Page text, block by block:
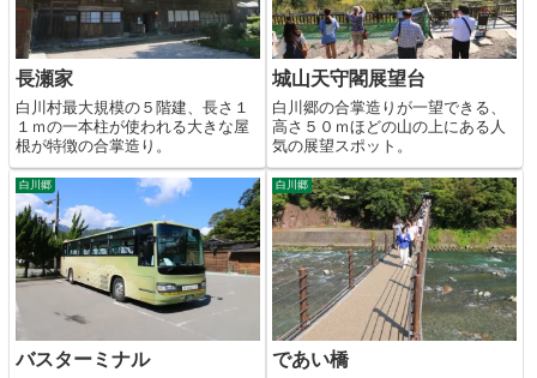
長瀬家
白川村最大規模の５階建、長さ１
１ｍの一本柱が使われる大きな屋
根が特徴の合掌造り。
城山天守閣展望台
白川郷の合掌造りが一望できる、
高さ５０ｍほどの山の上にある人
気の展望スポット。
白川郷
バスターミナル
白川郷
であい橋